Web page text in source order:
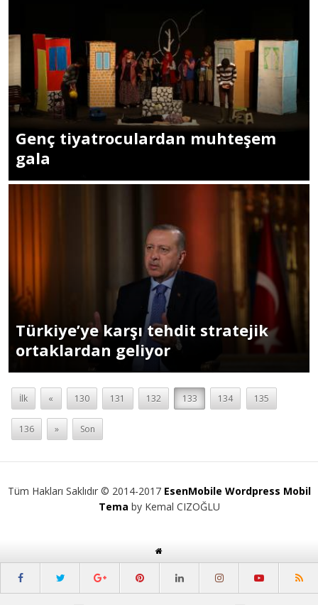
Genç tiyatroculardan muhteşem
gala
Türkiye’ye karşı tehdit stratejik
ortaklardan geliyor
İlk « 130 131 132 133 134 135
136 » Son
Tüm Hakları Saklıdır © 2014-2017 EsenMobile Wordpress Mobil
Tema by Kemal CIZOĞLU